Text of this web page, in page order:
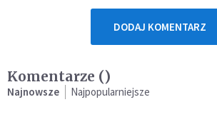
DODAJ KOMENTARZ
Komentarze ()
Najnowsze Najpopularniejsze